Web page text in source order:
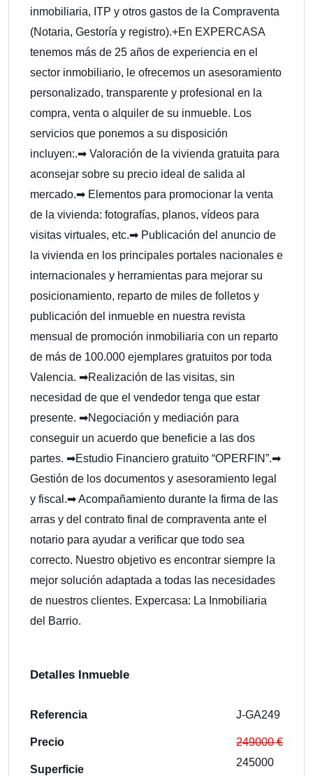
inmobiliaria, ITP y otros gastos de la Compraventa
(Notaria, Gestoría y registro).+En EXPERCASA
tenemos más de 25 años de experiencia en el
sector inmobiliario, le ofrecemos un asesoramiento
personalizado, transparente y profesional en la
compra, venta o alquiler de su inmueble. Los
servicios que ponemos a su disposición
incluyen:.➡ Valoración de la vivienda gratuita para
aconsejar sobre su precio ideal de salida al
mercado.➡ Elementos para promocionar la venta
de la vivienda: fotografías, planos, vídeos para
visitas virtuales, etc.➡ Publicación del anuncio de
la vivienda en los principales portales nacionales e
internacionales y herramientas para mejorar su
posicionamiento, reparto de miles de folletos y
publicación del inmueble en nuestra revista
mensual de promoción inmobiliaria con un reparto
de más de 100.000 ejemplares gratuitos por toda
Valencia. ➡Realización de las visitas, sin
necesidad de que el vendedor tenga que estar
presente. ➡Negociación y mediación para
conseguir un acuerdo que beneficie a las dos
partes. ➡Estudio Financiero gratuito “OPERFIN”.➡
Gestión de los documentos y asesoramiento legal
y fiscal.➡ Acompañamiento durante la firma de las
arras y del contrato final de compraventa ante el
notario para ayudar a verificar que todo sea
correcto. Nuestro objetivo es encontrar siempre la
mejor solución adaptada a todas las necesidades
de nuestros clientes. Expercasa: La Inmobiliaria
del Barrio.
Detalles Inmueble
Referencia
Precio
Superficie
J-GA249
249000 €
245000